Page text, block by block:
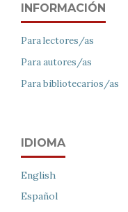
INFORMACIÓN
Para lectores/as
Para autores/as
Para bibliotecarios/as
IDIOMA
English
Español